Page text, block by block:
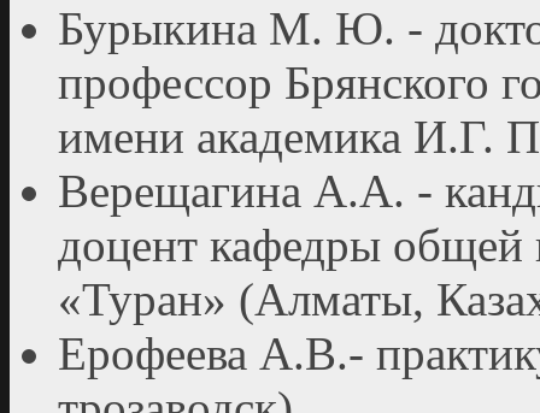
Бурыкина М. Ю. -
профессор Брянского
имени академика И.Г.
Верещагина А.А. -
доцент кафедры общей
«Туран» (Алматы,
Ерофеева А.В.-